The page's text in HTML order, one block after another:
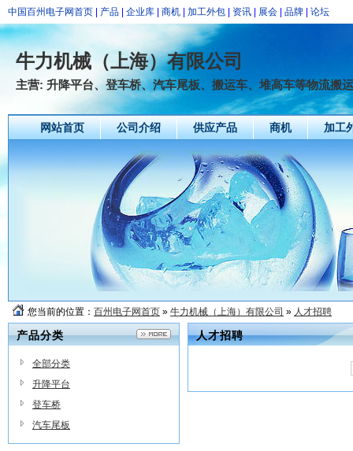
中国百州电子网首页 产品 企业库 商机 加工外包 资讯 展会 品牌 论坛
牛力机械（上海）有限公司
主营: 升降平台、登车桥、汽车尾板、搬运车、堆高车等物流搬
网站首页 公司介绍 供应产品 商机 加工
您当前的位置： 百州电子网首页 » 牛力机械（上海）有限公司 » 人才招聘
产品分类
全部分类
升降平台
登车桥
汽车尾板
人才招聘